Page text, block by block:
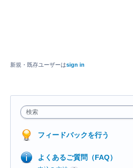
新規・既存ユーザーはsign in
検索
フィードバックを行う
よくあるご質問（FAQ）